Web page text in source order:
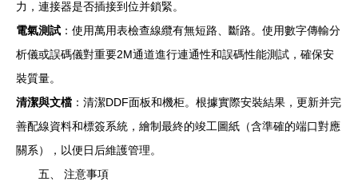
力，連接器是否插接到位并鎖緊。
電氣測試 ：使用萬用表檢查線纜有無短路、斷路。使用數字傳輸分
析儀或誤碼儀對重要2M通道進行連通性和誤碼性能測試，確保安
裝質量。
清潔與文檔 ：清潔DDF面板和機柜。根據實際安裝結果，更新并完
善配線資料和標簽系統，繪制最終的竣工圖紙（含準確的端口對應
關系），以便日后維護管理。
五、 注意事項